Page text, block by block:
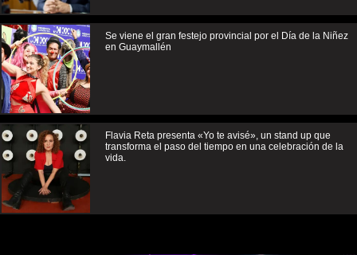
Se viene el gran festejo provincial por el Día de la Niñez
en Guaymallén
Flavia Reta presenta «Yo te avisé», un stand up que
transforma el paso del tiempo en una celebración de la
vida.